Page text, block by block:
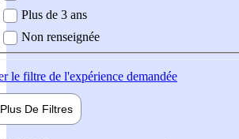
Plus de 3 ans
Non renseignée
le filtre de l'expérience demandée
Plus De Filtres